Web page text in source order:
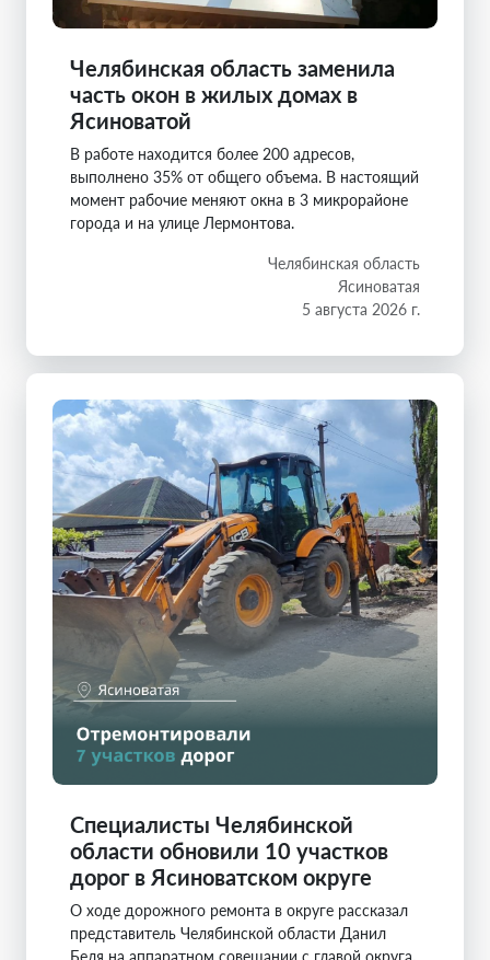
Челябинская область заменила
часть окон в жилых домах в
Ясиноватой
В работе находится более 200 адресов,
выполнено 35% от общего объема. В настоящий
момент рабочие меняют окна в 3 микрорайоне
города и на улице Лермонтова.
Челябинская область
Ясиноватая
5 августа 2026 г.
Специалисты Челябинской
области обновили 10 участков
дорог в Ясиноватском округе
О ходе дорожного ремонта в округе рассказал
представитель Челябинской области Данил
Беля на аппаратном совещании с главой округа.